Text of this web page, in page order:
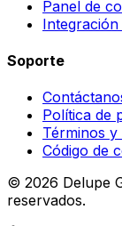
Panel de
Integración
Soporte
Política de
Términos y
Código de
© 2026 Delupe
reservados.